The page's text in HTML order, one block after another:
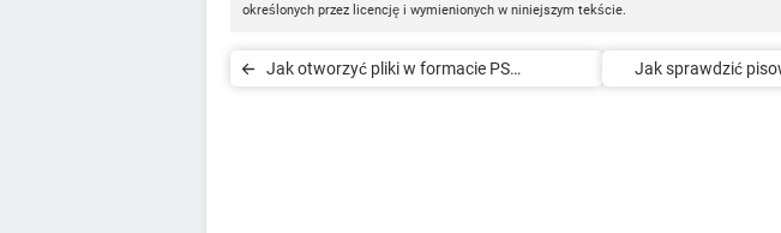
określonych przez licencję i wymienionych w niniejszym tekście.
Jak otworzyć pliki w formacie PS
Jak sprawdzić